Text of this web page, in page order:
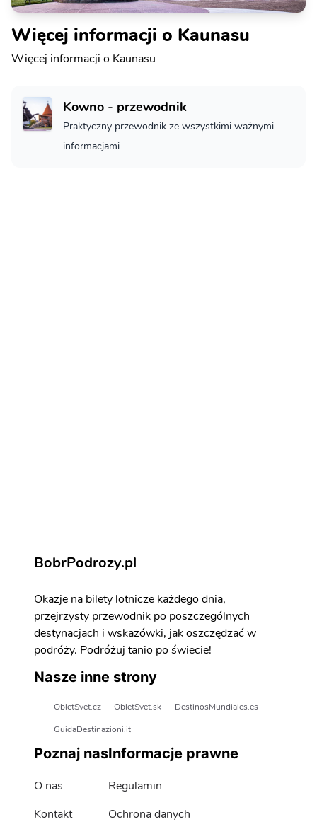
Więcej informacji o Kaunasu
Więcej informacji o Kaunasu
Kowno - przewodnik
Praktyczny przewodnik ze wszystkimi ważnymi
informacjami
BobrPodrozy.pl
Okazje na bilety lotnicze każdego dnia,
przejrzysty przewodnik po poszczególnych
destynacjach i wskazówki, jak oszczędzać w
podróży. Podróżuj tanio po świecie!
Nasze inne strony
ObletSvet.cz ObletSvet.sk
DestinosMundiales.es
GuidaDestinazioni.it
Poznaj nas
O nas
Kontakt
Informacje prawne
Regulamin
Ochrona danych